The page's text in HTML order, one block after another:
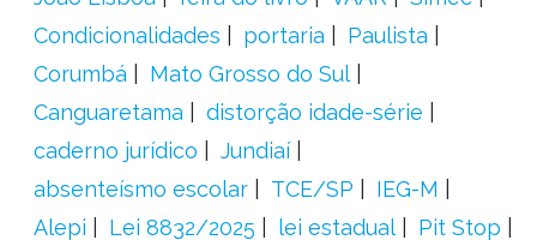
Condicionalidades
portaria
Paulista
Corumbá
Mato Grosso do Sul
Canguaretama
distorção idade-série
caderno jurídico
Jundiaí
absenteísmo escolar
TCE/SP
IEG-M
Alepi
Lei 8832/2025 lei estadual
Pit Stop